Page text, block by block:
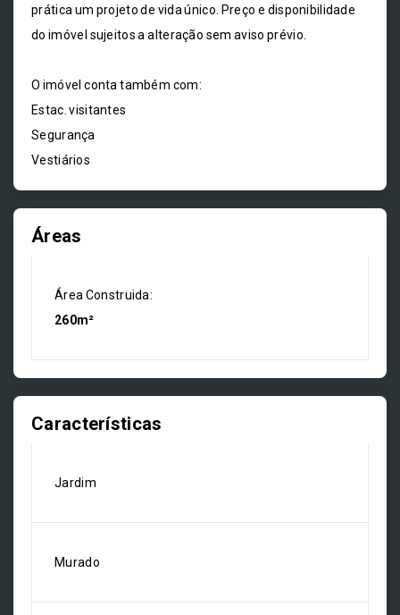
prática um projeto de vida único. Preço e disponibilidade
do imóvel sujeitos a alteração sem aviso prévio.
O imóvel conta também com:
Estac. visitantes
Segurança
Vestiários
Áreas
Área Construida:
260m²
Características
Jardim
Murado